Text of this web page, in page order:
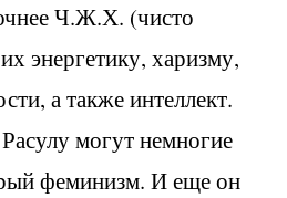
Ч.Ж.Х. (чисто
энергетику, харизму,
а также интеллект.
могут немногие
феминизм. И еще он